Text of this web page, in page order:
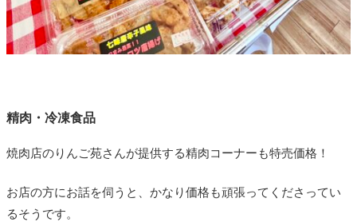
精肉・冷凍食品
焼肉店のりんご苑さんが提供する精肉コーナーも特売価格！
お店の方にお話を伺うと、かなり価格も頑張ってくださってい
るそうです。